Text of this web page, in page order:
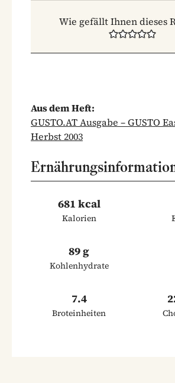
Wie gefällt Ihnen dieses
Aus dem Heft:
GUSTO.AT Ausgabe – GUSTO
Herbst 2003
681 kcal
Kalorien
89 g
Kohlenhydrate
7.4
Broteinheiten